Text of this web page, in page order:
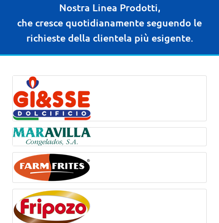
Nostra Linea Prodotti,
che cresce quotidianamente seguendo le
richieste della clientela più esigente.